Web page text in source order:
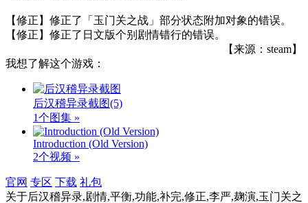
【修正】修正了「玉门关之战」部分状态附加对象的错误。
【修正】修正了日文版个别剧情错行的错误。
【来源：steam】
我想了解这个游戏：
后汉稽异录截图(5)
1个图集 »
Introduction (Old Version)
2个视频 »
官网 专区 下载 礼包
关于后汉稽异录,剧情,平衡,功能,补完,修正,李严,麹演,玉门关之